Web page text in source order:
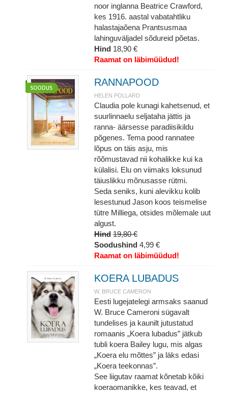
noor inglanna Beatrice Crawford,
kes 1916. aastal vabatahtliku
halastajaõena Prantsusmaa
lahinguväljadel sõdureid põetas.
Hind 18,90 €
Raamat on läbimüüdud!
RANNAPOOD
HELEN POLLARD
Claudia pole kunagi kahetsenud, et
suurlinnaelu seljataha jättis ja
ranna- äärsesse paradiisikildu
põgenes. Tema pood rannatee
lõpus on täis asju, mis
rõõmustavad nii kohalikke kui ka
külalisi. Elu on viimaks loksunud
täiuslikku mõnusasse rütmi.
Seda seniks, kuni alevikku kolib
lesestunud Jason koos teismelise
tütre Milliega, otsides mõlemale uut
algust.
Hind 19,80 €
Soodushind 4,99 €
Raamat on läbimüüdud!
KOERA LUBADUS
W. BRUCE CAMERON
Eesti lugejatelegi armsaks saanud
W. Bruce Cameroni sügavalt
tundelises ja kaunilt jutustatud
romaanis „Koera lubadus” jätkub
tubli koera Bailey lugu, mis algas
„Koera elu mõttes” ja läks edasi
„Koera teekonnas”.
See liigutav raamat kõnetab kõiki
koeraomanikke, kes teavad, et